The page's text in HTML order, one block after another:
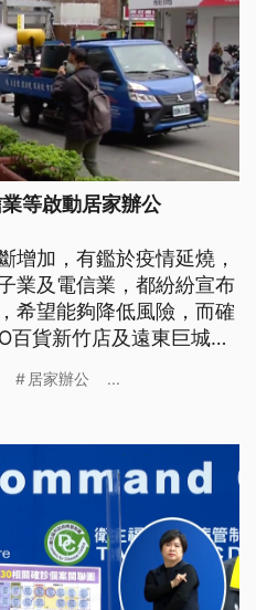
等啟動居家辦公
增加，有鑑於疫情延燒，
業及電信業，都紛紛宣布
希望能夠降低風險，而確
百貨新竹店及遠東巨城購
居家辦公 ...